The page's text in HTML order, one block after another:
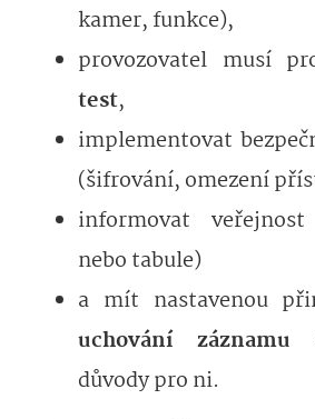
kamer, funkce),
provozovatel musí
test,
implementovat
(šifrování, omezení
informovat
nebo tabule)
a mít nastavenou
uchování záznamu
důvody pro ni.